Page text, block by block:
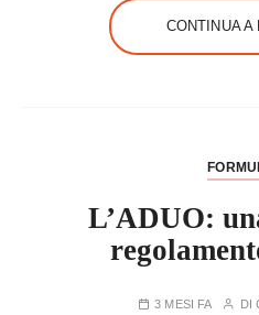
CONTINUA A
L’ADUO:
3 MESI FA DI